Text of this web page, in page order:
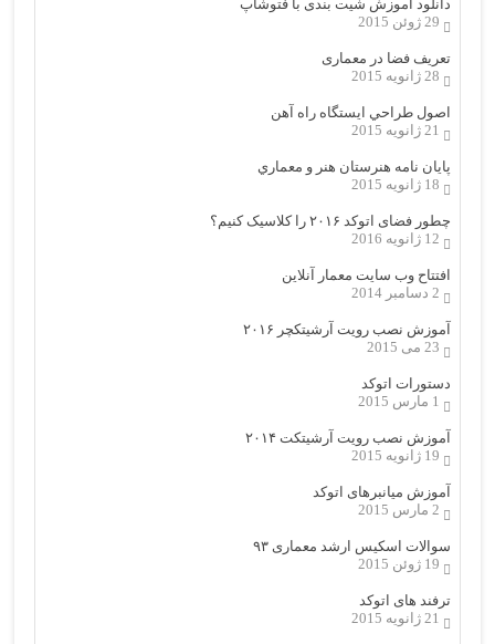
دانلود آموزش شیت بندی با فتوشاپ
29 ژوئن 2015
تعریف فضا در معماری
28 ژانویه 2015
اصول طراحي ایستگاه راه آهن
21 ژانویه 2015
پایان نامه هنرستان هنر و معماري
18 ژانویه 2015
چطور فضای اتوکد ۲۰۱۶ را کلاسیک کنیم؟
12 ژانویه 2016
افتتاح وب سایت معمار آنلاین
2 دسامبر 2014
آموزش نصب رویت آرشیتکچر ۲۰۱۶
23 می 2015
دستورات اتوکد
1 مارس 2015
آموزش نصب رویت آرشیتکت ۲۰۱۴
19 ژانویه 2015
آموزش میانبرهای اتوکد
2 مارس 2015
سوالات اسکیس ارشد معماری ۹۳
19 ژوئن 2015
ترفند های اتوکد
21 ژانویه 2015